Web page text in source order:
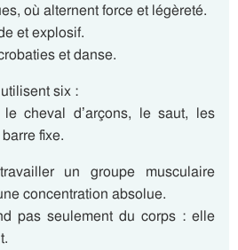
où alternent force et légèreté.
et explosif.
et danse.
six :
cheval d’arçons, le saut, les
fixe.
un groupe musculaire
concentration absolue.
pas seulement du corps : elle